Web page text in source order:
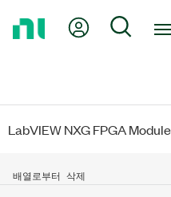
My Account
Search
LabVIEW NXG FPGA
배열로부터 삭제